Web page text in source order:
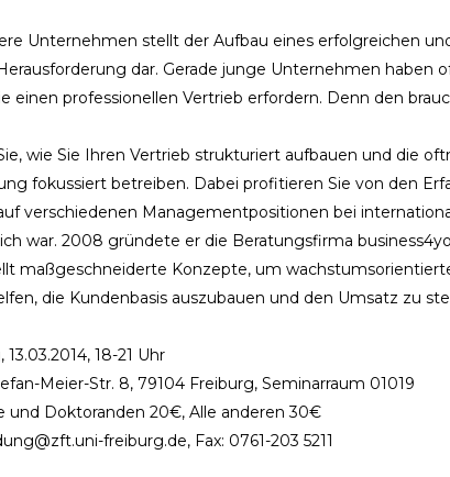
Unternehmen stellt der Aufbau eines erfolgreichen
dar. Gerade junge Unternehmen haben
einen professionellen Vertrieb erfordern. Denn den
wie Sie Ihren Vertrieb strukturiert aufbauen und die
fokussiert betreiben. Dabei profitieren Sie von den
verschiedenen Managementpositionen bei
war. 2008 gründete er die Beratungsfirma
maßgeschneiderte Konzepte, um
die Kundenbasis auszubauen und den Umsatz zu
18-21 Uhr
Meier-Str. 8, 79104 Freiburg, Seminarraum 01019
und Doktoranden 20€, Alle anderen 30€
freiburg.de, Fax: 0761-203 5211